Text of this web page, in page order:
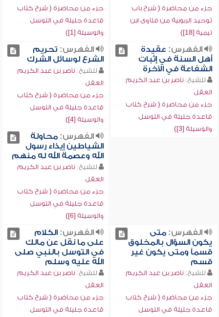
جزء من محاضرة ( شرح باب
توحيد الربوبية من فتاوى ابن
تيمية [18])
جزء من محاضرة ( شرح كتاب
قاعدة جليلة في التوسل
والوسيلة [1])
الفهرس: عقيدة
أهل السنة في إثبات
الشفاعة في الآخرة
للشيخ: ناصر بن عبد الكريم
العقل
جزء من محاضرة ( شرح كتاب
قاعدة جليلة في التوسل
والوسيلة [3])
الفهرس: تحريم
الشرع لوسائل الشرك
للشيخ: ناصر بن عبد الكريم
العقل
جزء من محاضرة ( شرح كتاب
قاعدة جليلة في التوسل
والوسيلة [4])
الفهرس:محاولة
الشياطين إيذاء رسول
الله وعصمة الله له منهم
للشيخ: ناصر بن عبد الكريم
العقل
جزء من محاضرة ( شرح كتاب
قاعدة جليلة في التوسل
والوسيلة [6])
الفهرس:متى
يكون السؤال بالمخلوق
قسماً ومتى يكون غير
قسم
للشيخ: ناصر بن عبد الكريم
العقل
جزء من محاضرة ( شرح كتاب
قاعدة جليلة في التوسل
الفهرس:الكلام
على ما نقل عن مالك
في التوسل بالنبي صلى
الله عليه وسلم
للشيخ: ناصر بن عبد الكريم
العقل
جزء من محاضرة ( شرح كتاب
قاعدة جليلة في التوسل